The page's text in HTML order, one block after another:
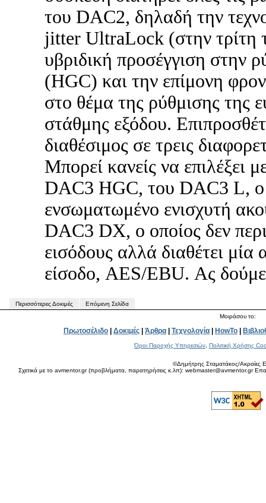
του DAC2, δηλαδή την
jitter UltraLock (στην τρίτη
υβριδική προσέγγιση στην
(HGC) και την επίμονη
στο θέμα της ρύθμισης της
στάθμης εξόδου.
διαθέσιμος σε τρεις
Μπορεί κανείς να επιλέξει
DAC3 HGC, του DAC3 L, ο
ενσωματωμένο ενισχυτή
DAC3 DX, ο οποίος δεν
εισόδους αλλά διαθέτει
είσοδο, AES/EBU. Ας δούμε
Περισσότερες Δοκιμές
Επόμενη Σελίδα
Μοιράσου το:
Πρωτοσέλιδο | Δοκιμές | Άρθρα | Τεχνολογία | HowTo |
Όροι Παροχής Υπηρεσιών Πολιτική Χρήσης
©Δημήτρης Σταματάκος/Ακραίες
Σχετικά με το avmentor.gr (προβλήματα, παρατηρήσεις κ.λπ): webmaster@avmentor.gr